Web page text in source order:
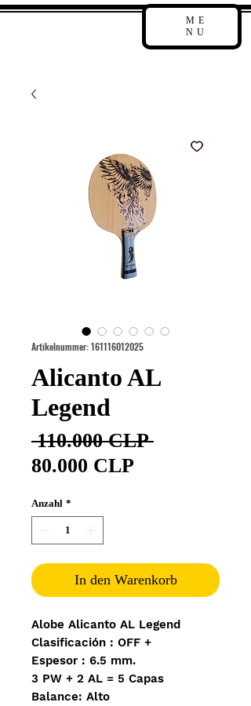
ME
NU
Artikelnummer: 161116012025
Alicanto AL
Legend
110.000 CLP
80.000 CLPSale-Preis
Anzahl *
In den Warenkorb
Alobe Alicanto AL Legend
Clasificación : OFF +
Espesor : 6.5 mm.
3 PW + 2 AL = 5 Capas
Balance: Alto